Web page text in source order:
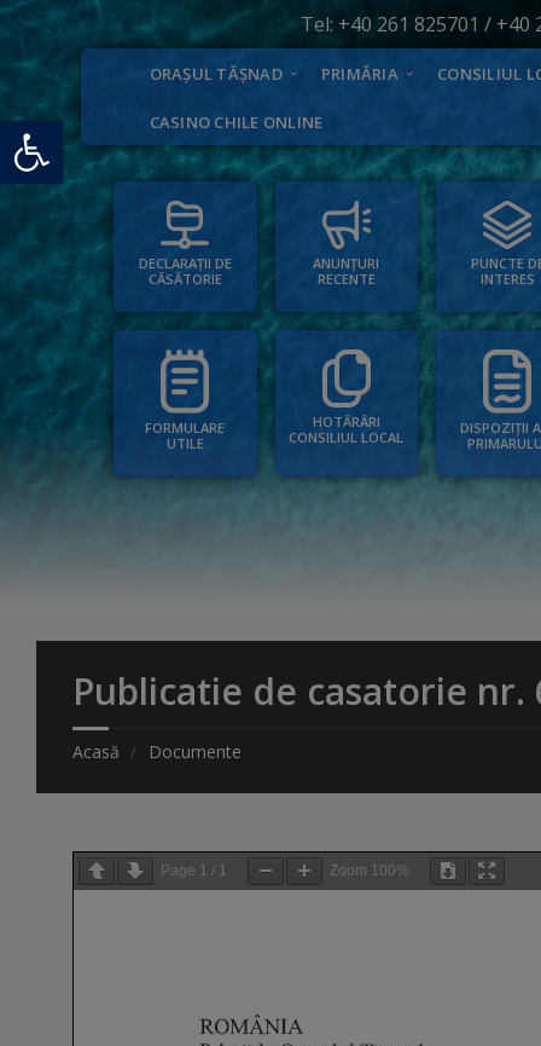
Deschide bara de unelte
Tel: +40 261 825701 / +40
ORAȘUL TĂȘNAD PRIMĂRIA CONSILIUL
CASINO CHILE ONLINE
DECLARAȚII DE
CĂSĂTORIE
ANUNȚURI
RECENTE
PUNCTE
INTERES
FORMULARE
UTILE
HOTĂRÂRI
CONSILIUL LOCAL
DISPOZIȚII
Publicatie de casatorie nr.
Acasă Documente
Page 1 / 1 Zoom 100%